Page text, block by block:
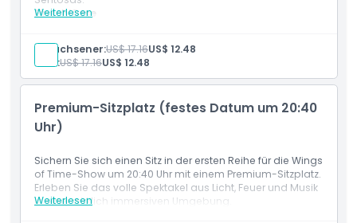
Weiterlesen
Einschlüsse
Feuerwerks-Symphonie
Fester Einlass für die Vorstellung um 19:40 Uhr
Zugang zur Feuerwerks-, Laser- und Wassereffekt-
Show
Erwachsener:US$ 17.16US$ 12.48
Kind:US$ 17.16US$ 12.48
Premium-Sitzplatz (festes Datum um 20:40
Uhr)
Sichern Sie sich einen Sitz in der ersten Reihe für die Wings
of Time-Show um 20:40 Uhr mit einem Premium-Sitzplatz.
Erleben Sie das volle Spektakel aus Licht, Feuer und Musik
in einer wirklich immersiven Umgebung.
Weiterlesen